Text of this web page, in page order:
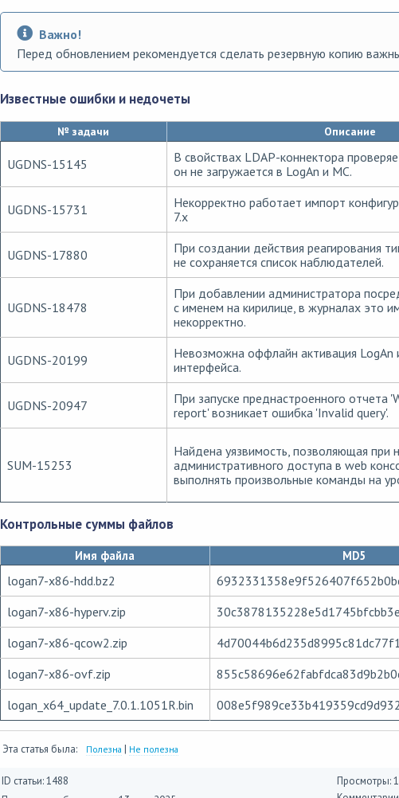
Важно!
Перед обновлением рекомендуется сделать резервную копию
Известные ошибки и недочеты
№ задачи Описание
UGDNS-15145
В свойствах LDAP-коннектора
он не загружается в LogAn и MC.
UGDNS-15731
Некорректно работает импорт
7.х
UGDNS-17880
При создании действия реагирования
не сохраняется список наблюдателей.
UGDNS-18478
При добавлении администратора
с именем на кирилице, в журналах это
некорректно.
UGDNS-20199
Невозможна оффлайн активация LogAn
интерфейса.
UGDNS-20947
При запуске преднастроенного отчета
report' возникает ошибка 'Invalid query'.
SUM-15253
Найдена уязвимость, позволяющая при
административного доступа в web
выполнять произвольные команды на
Контрольные суммы файлов
Имя файла MD5
logan7-x86-hdd.bz2
logan7-x86-hyperv.zip
logan7-x86-qcow2.zip
logan7-x86-ovf.zip
logan_x64_update_7.0.1.1051R.bin
Эта статья была: Полезна | Не полезна
ID статьи: 1488
Просмотры: